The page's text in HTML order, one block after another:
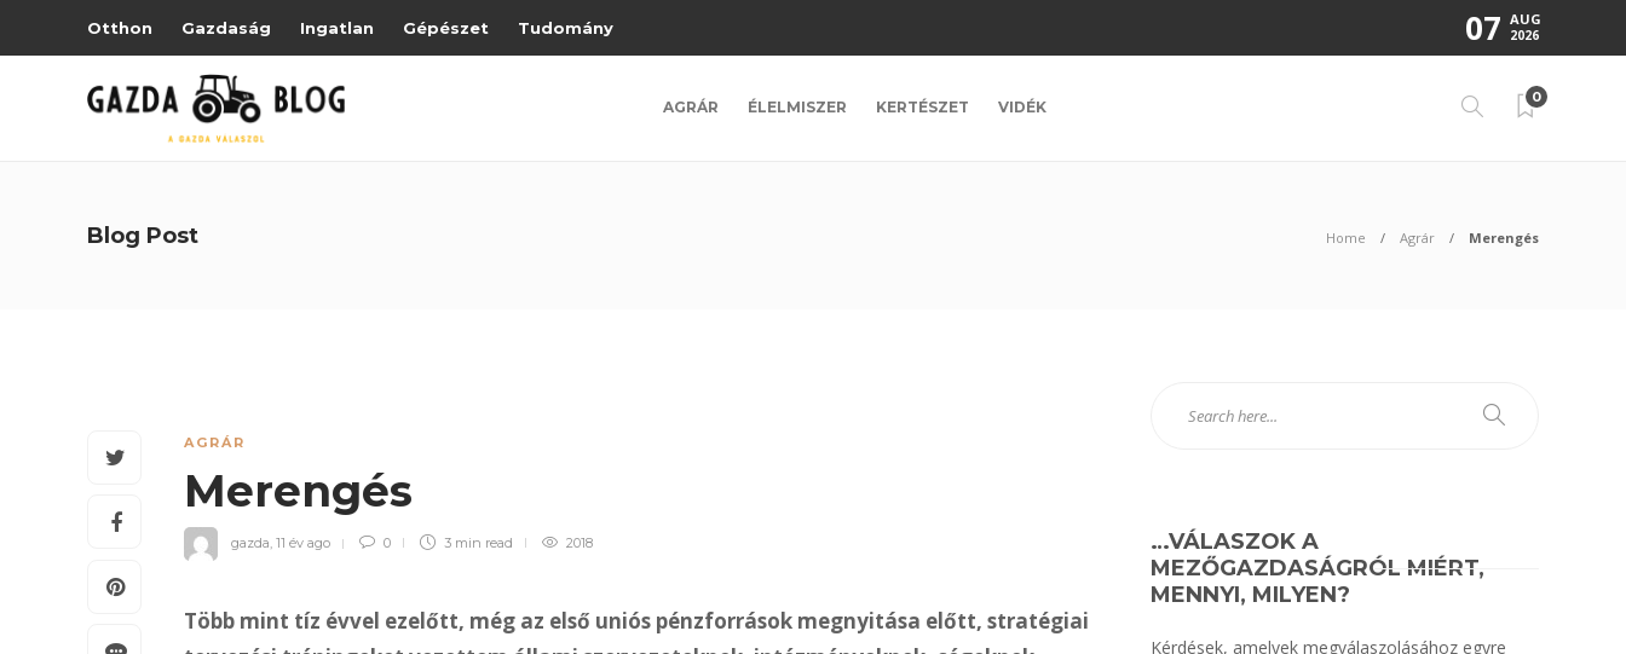
Otthon Gazdaság Ingatlan Gépészet Tudomány 07 AUG
2026
AGRÁR ÉLELMISZER KERTÉSZET VIDÉK
0
Blog Post Home Agrár Merengés
AGRÁR
Merengés
gazda, 11 év ago 0 3 min read 2018
Több mint tíz évvel ezelőtt, még az első uniós pénzforrások megnyitása előtt, stratégiai
…VÁLASZOK A
MEZŐGAZDASÁGRÓL MIÉRT,
MENNYI, MILYEN?
Kérdések, amelyek megválaszolásához egyre